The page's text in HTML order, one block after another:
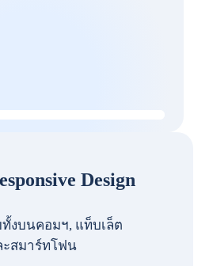
Design
ทั้งบนคอมฯ, แท็บเล็ต
ะสมาร์ทโฟน